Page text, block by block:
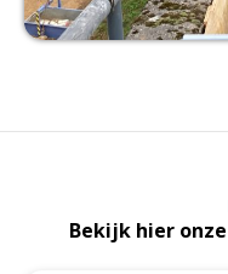
Bekijk hier